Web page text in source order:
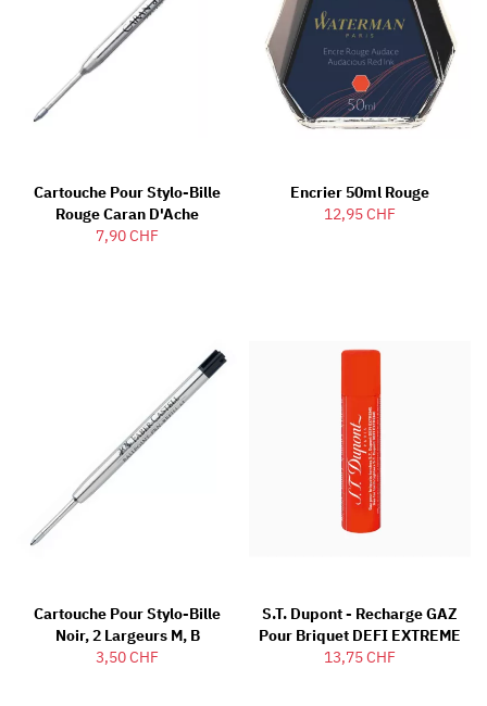
Cartouche Pour Stylo-Bille
Rouge Caran D'Ache
7,90 CHF
Encrier 50ml Rouge
12,95 CHF
Cartouche Pour Stylo-Bille
Noir, 2 Largeurs M, B
3,50 CHF
S.T. Dupont - Recharge GAZ
Pour Briquet DEFI EXTREME
13,75 CHF